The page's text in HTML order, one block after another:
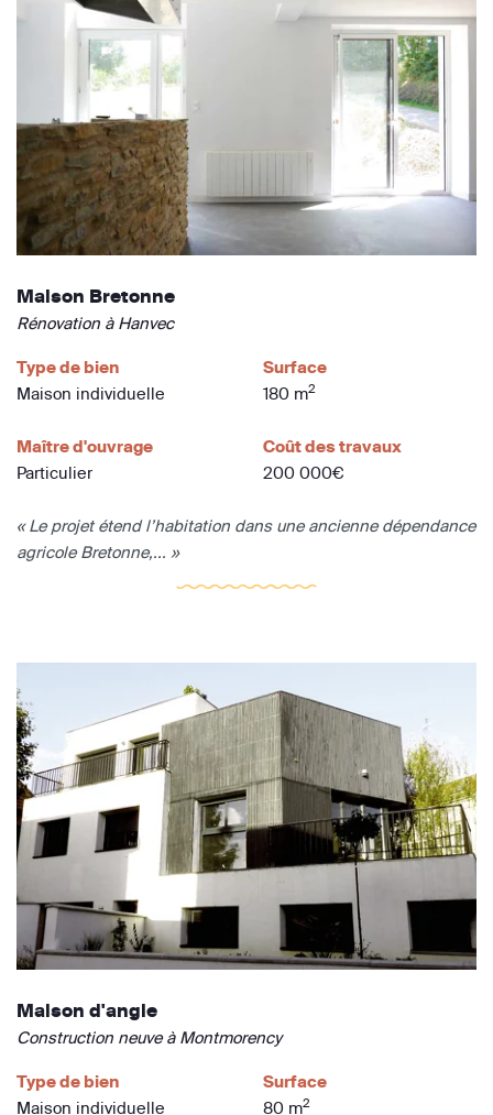
Maison Bretonne
Rénovation à Hanvec
Type de bien
Maison individuelle
Surface
180 m2
Maître d'ouvrage
Particulier
Coût des travaux
200 000€
« Le projet étend l’habitation dans une ancienne dépendance
agricole Bretonne,... »
Maison d'angle
Construction neuve à Montmorency
Type de bien
Maison individuelle
Surface
80 m2